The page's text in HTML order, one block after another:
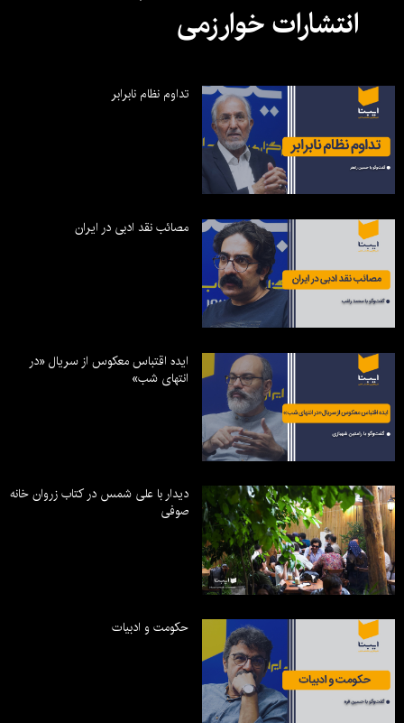
انتشارات خوارزمی
تداوم نظام نابرابر
مصائب نقد ادبی در ایران
ایده اقتباس معکوس از سریال «در
انتهای شب»
دیدار با علی شمس در کتاب زروان خانه
صوفی
حکومت و ادبیات